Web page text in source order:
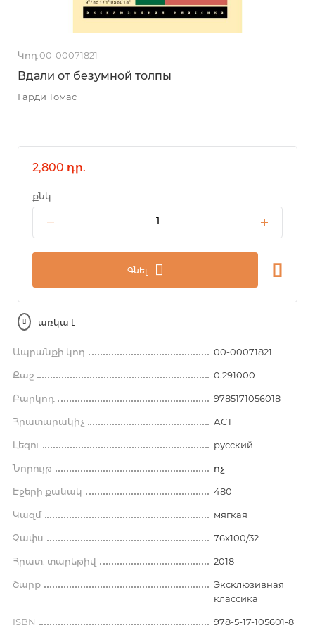
Կոդ 00-00071821
Вдали от безумной толпы
Гарди Томас
2,800 դր.
քնկ
Գնել
առկա է
Ապրանքի կոդ 00-00071821
Քաշ 0.291000
Բարկոդ 9785171056018
Հրատարակիչ АСТ
Լեզու русский
Նորույթ ոչ
Էջերի քանակ 480
Կազմ мягкая
Չափս 76x100/32
Հրատ. տարեթիվ 2018
Շարք
Эксклюзивная
классика
ISBN 978-5-17-105601-8